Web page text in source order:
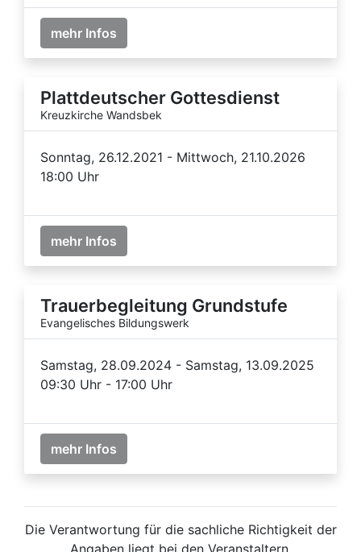
mehr Infos
Plattdeutscher Gottesdienst
Kreuzkirche Wandsbek
Sonntag, 26.12.2021 - Mittwoch, 21.10.2026
18:00 Uhr
mehr Infos
Trauerbegleitung Grundstufe
Evangelisches Bildungswerk
Samstag, 28.09.2024 - Samstag, 13.09.2025
09:30 Uhr - 17:00 Uhr
mehr Infos
Die Verantwortung für die sachliche Richtigkeit der
Angaben liegt bei den Veranstaltern.